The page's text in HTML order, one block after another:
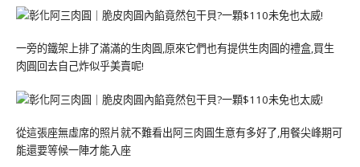
一旁的鐵架上排了滿滿的生肉圓,原來它們也有提供生肉圓的禮盒,買生
肉圓回去自己炸似乎美賣呢!
從這張座無虛席的照片就不難看出阿三肉圓生意有多好了,用餐尖峰期可
能還要等候一陣才能入座